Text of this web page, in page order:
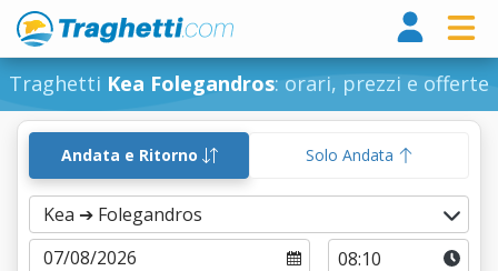
Traghetti Kea Folegandros: orari, prezzi e offerte
Andata e Ritorno Solo Andata